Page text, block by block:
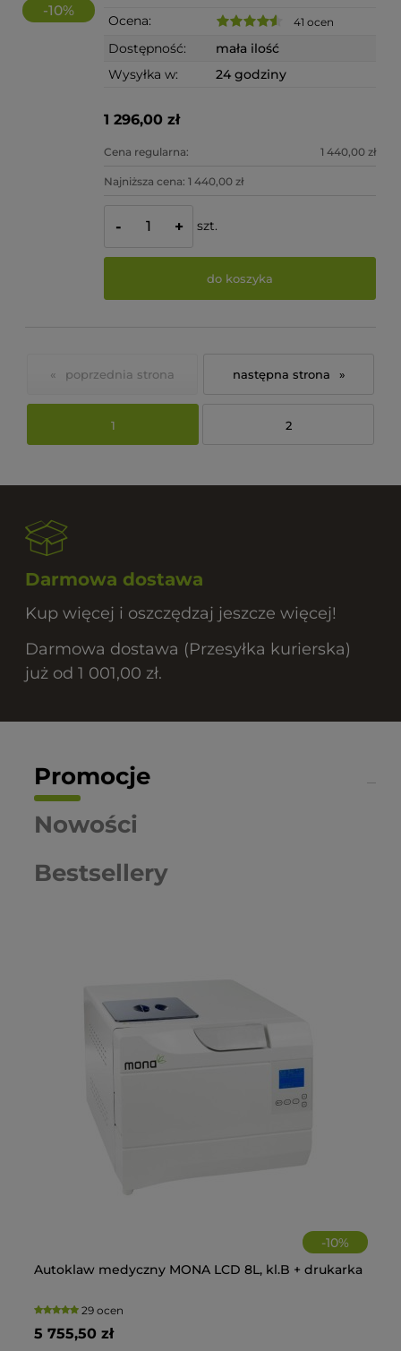
-10%
Ocena: 41 ocen
Dostępność:
mała ilość
Wysyłka w:
24 godziny
1 296,00 zł
Cena regularna: 1 440,00 zł
Najniższa cena:1 440,00 zł
- + szt.
do koszyka
«
1 2
»
Darmowa dostawa
Kup więcej i oszczędzaj jeszcze więcej!
Darmowa dostawa (Przesyłka kurierska)
już od 1 001,00 zł.
Promocje
Nowości
Bestsellery
-10%
Autoklaw medyczny MONA LCD 8L, kl.B + drukarka
29 ocen
5 755,50 zł